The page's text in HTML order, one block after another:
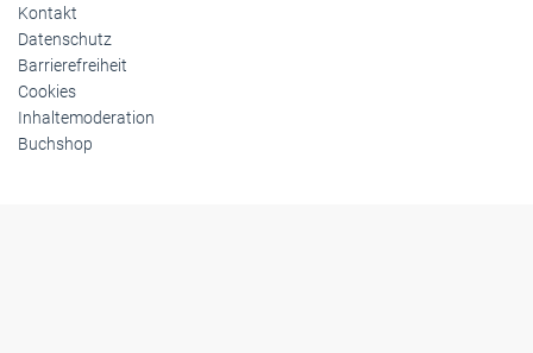
Kontakt
Datenschutz
Barrierefreiheit
Cookies
Inhaltemoderation
Buchshop